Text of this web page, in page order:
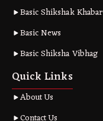
Basic Shikshak Khabar
Basic News
Basic Shiksha Vibhag
Quick Links
About Us